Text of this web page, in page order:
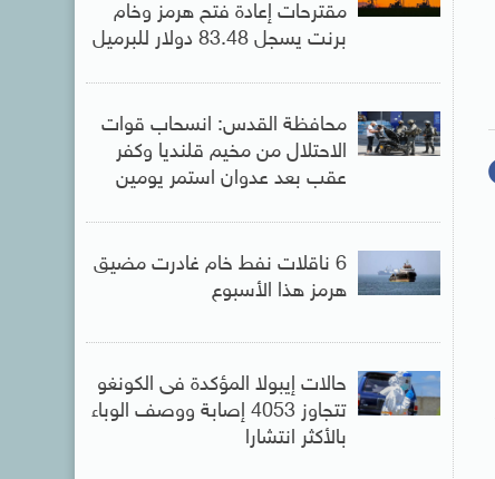
مقترحات إعادة فتح هرمز وخام
برنت يسجل 83.48 دولار للبرميل
محافظة القدس: انسحاب قوات
الاحتلال من مخيم قلنديا وكفر
عقب بعد عدوان استمر يومين
6 ناقلات نفط خام غادرت مضيق
هرمز هذا الأسبوع
حالات إيبولا المؤكدة فى الكونغو
تتجاوز 4053 إصابة ووصف الوباء
بالأكثر انتشارا